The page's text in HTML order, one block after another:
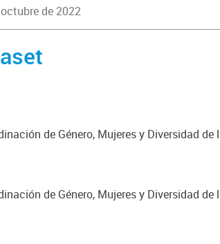
de 2022
de Género, Mujeres y Diversidad de
de Género, Mujeres y Diversidad de